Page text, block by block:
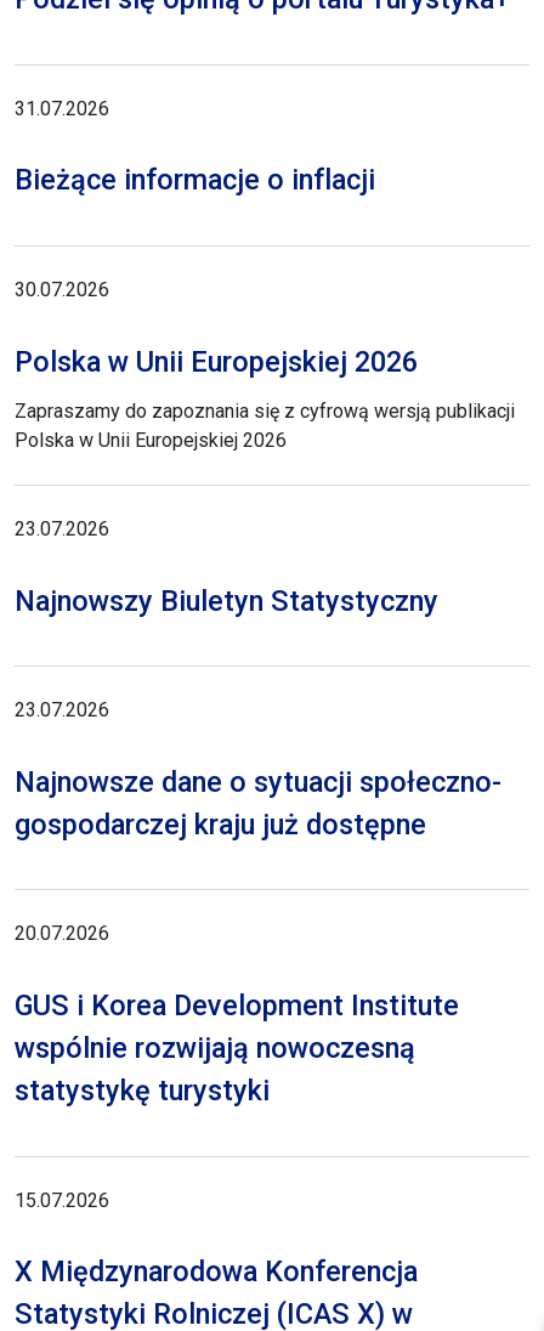
31.07.2026
Bieżące informacje o inflacji
30.07.2026
Polska w Unii Europejskiej 2026
Zapraszamy do zapoznania się z cyfrową wersją publikacji
Polska w Unii Europejskiej 2026
23.07.2026
Najnowszy Biuletyn Statystyczny
23.07.2026
Najnowsze dane o sytuacji społeczno-
gospodarczej kraju już dostępne
20.07.2026
GUS i Korea Development Institute
wspólnie rozwijają nowoczesną
statystykę turystyki
15.07.2026
X Międzynarodowa Konferencja
Statystyki Rolniczej (ICAS X) w